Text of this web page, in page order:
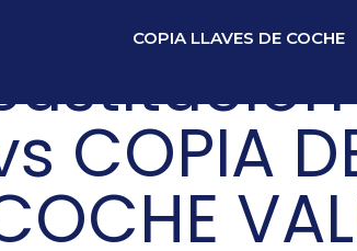
COPIA LLAVES DE COCHE
COPIA